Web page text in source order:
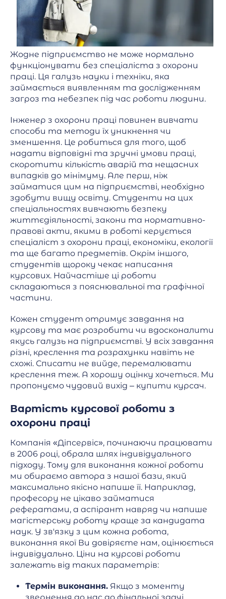
Жодне підприємство не може нормально
функціонувати без спеціаліста з охорони
праці. Ця галузь науки і техніки, яка
займається виявленням та дослідженням
загроз та небезпек під час роботи людини.
Інженер з охорони праці повинен вивчати
способи та методи їх уникнення чи
зменшення. Це робиться для того, щоб
надати відповідні та зручні умови праці,
скоротити кількість аварій та нещасних
випадків до мінімуму. Але перш, ніж
займатися цим на підприємстві, необхідно
здобути вищу освіту. Студенти на цих
спеціальностях вивчають безпеку
життєдіяльності, закони та нормативно-
правові акти, якими в роботі керується
спеціаліст з охорони праці, економіки, екології
та ще багато предметів. Окрім іншого,
студентів щороку чекає написання
курсових. Найчастіше ці роботи
складаються з пояснювальної та графічної
частини.
Кожен студент отримує завдання на
курсову та має розробити чи вдосконалити
якусь галузь на підприємстві. У всіх завдання
різні, креслення та розрахунки навіть не
схожі. Списати не вийде, перемалювати
креслення теж. А хорошу оцінку хочеться. Ми
пропонуємо чудовий вихід – купити курсач.
Вартість курсової роботи з
охорони праці
Компанія «Діпсервіс», починаючи працювати
в 2006 році, обрала шлях індивідуального
підходу. Тому для виконання кожної роботи
ми обираємо автора з нашої бази, який
максимально якісно напише її. Наприклад,
професору не цікаво займатися
рефератами, а аспірант навряд чи напише
магістерську роботу краще за кандидата
наук. У зв'язку з цим кожна робота,
виконання якої Ви довіряєте нам, оцінюється
індивідуально. Ціни на курсові роботи
залежать від таких параметрів:
Термін виконання. Якщо з моменту
звернення до нас до фінальної здачі